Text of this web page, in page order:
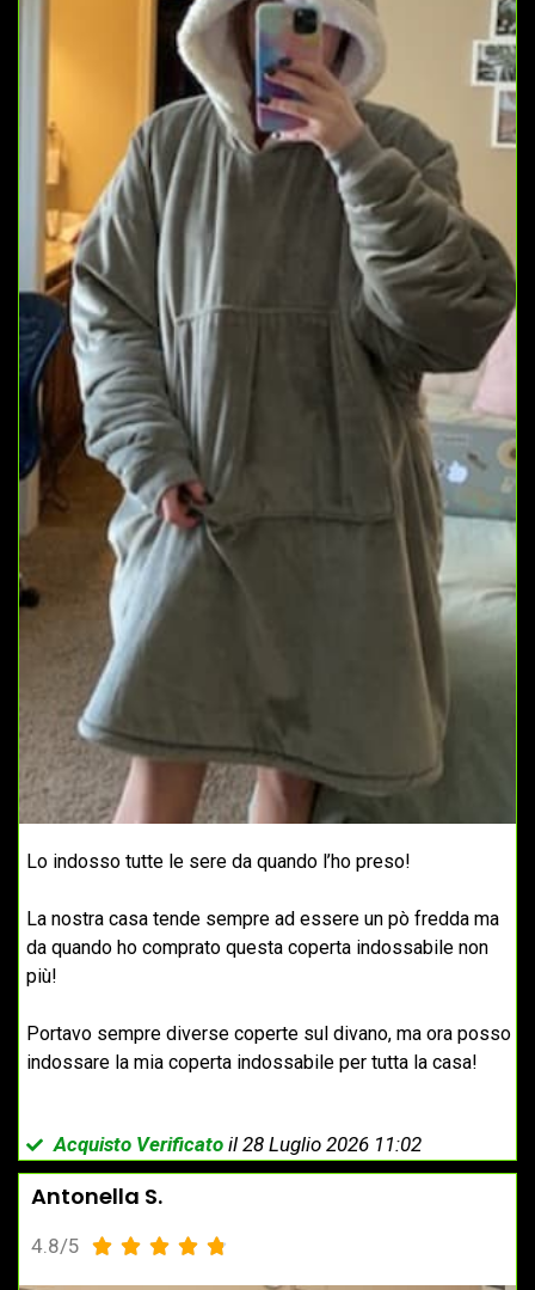
Lo indosso tutte le sere da quando l’ho preso!
La nostra casa tende sempre ad essere un pò fredda ma
da quando ho comprato questa coperta indossabile non
più!
Portavo sempre diverse coperte sul divano, ma ora posso
indossare la mia coperta indossabile per tutta la casa!
Acquisto Verificatoil 28 Luglio 2026 11:02
Antonella S.
4.8/5     